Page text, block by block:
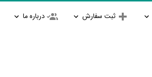
ثبت سفارش درباره ما